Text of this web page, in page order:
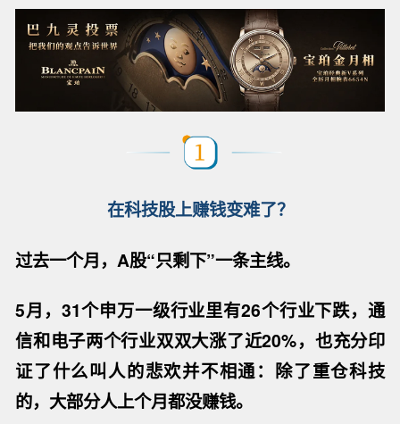
在科技股上赚钱变难了？
过去一个月， A股“只剩下”一条主线。
5月，31个申万一级行业里有26个行业下跌，通
信和电子两个行业双双大涨了近20%， 也充分印
证了什么叫人的悲欢并不相通： 除了重仓科技
的，大部分人上个月都没赚钱。